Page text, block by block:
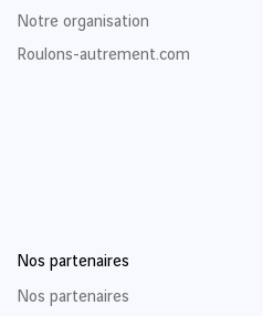
Notre organisation
Roulons-autrement.com
Nos partenaires
Nos partenaires